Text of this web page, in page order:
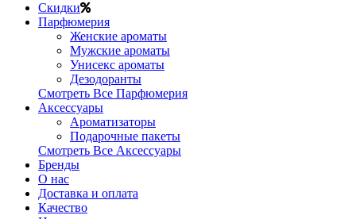
Скидки
Парфюмерия
Женские ароматы
Мужские ароматы
Унисекс ароматы
Дезодоранты
Смотреть Все Парфюмерия
Аксессуары
Ароматизаторы
Подарочные пакеты
Смотреть Все Аксессуары
Бренды
О нас
Доставка и оплата
Качество